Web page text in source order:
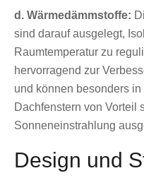
d. Wärmedämmstoffe:
sind darauf ausgelegt,
Raumtemperatur zu
hervorragend zur
und können besonders
Dachfenstern von Vorteil
Sonneneinstrahlung
Design und